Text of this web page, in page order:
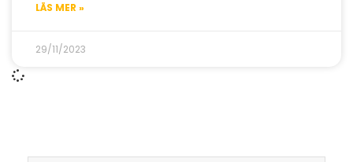
LÄS MER »
29/11/2023